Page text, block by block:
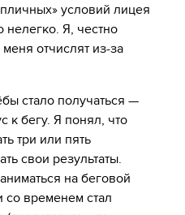
условий лицея
нелегко. Я, честно
отчислят из-за
стало получаться —
к бегу. Я понял, что
три или пять
свои результаты.
на беговой
со временем стал